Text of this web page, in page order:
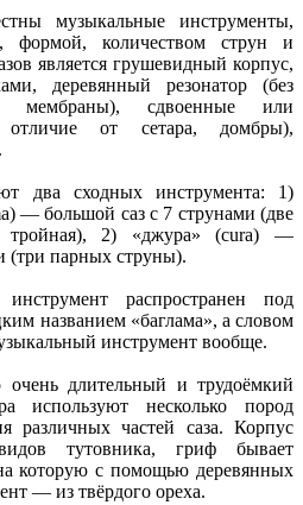
музыкальные инструменты,
формой, количеством струн и
является грушевидный корпус,
деревянный резонатор (без
мембраны), сдвоенные или
от сетара, домбры),
два сходных инструмента: 1)
— большой саз с 7 струнами (две
2) «джура» (cura) —
(три парных струны).
распространен под
названием «баглама», а словом
инструмент вообще.
длительный и трудоёмкий
используют несколько пород
различных частей саза. Корпус
тутовника, гриф бывает
которую с помощью деревянных
— из твёрдого ореха.